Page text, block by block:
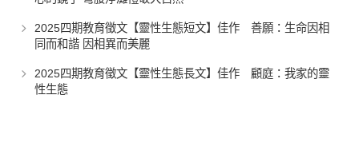
2025四期教育徵文【靈性生態短文】佳作 善願：生命因相
同而和諧 因相異而美麗
2025四期教育徵文【靈性生態長文】佳作 顧庭：我家的靈
性生態